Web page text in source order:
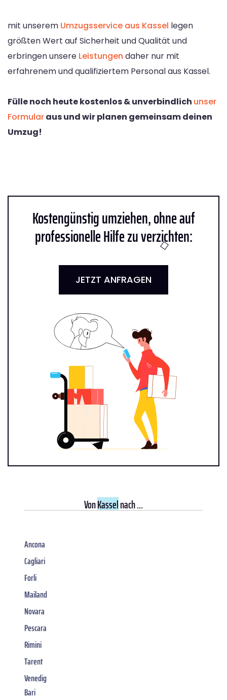
mit unserem Umzugsservice aus Kassel legen
größten Wert auf Sicherheit und Qualität und
erbringen unsere Leistungen daher nur mit
erfahrenem und qualifiziertem Personal aus Kassel.
Fülle noch heute kostenlos & unverbindlich unser
Formularaus und wir planen gemeinsam deinen
Umzug!
Kostengünstig umziehen, ohne auf
professionelle Hilfe zu verzichten:
JETZT ANFRAGEN
VonKasselnach ...
Ancona
Cagliari
Forli
Mailand
Novara
Pescara
Rimini
Tarent
Venedig
Bari